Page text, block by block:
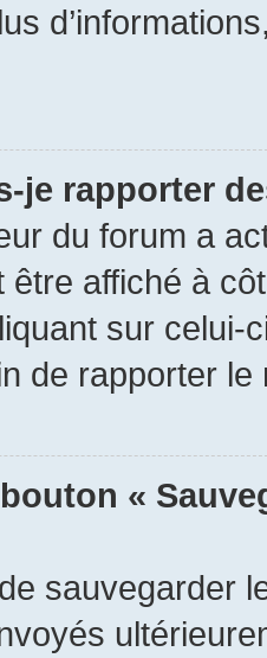
je rapporter
du forum a
être affiché à
sur
de rapporter le
«
sauvegarder